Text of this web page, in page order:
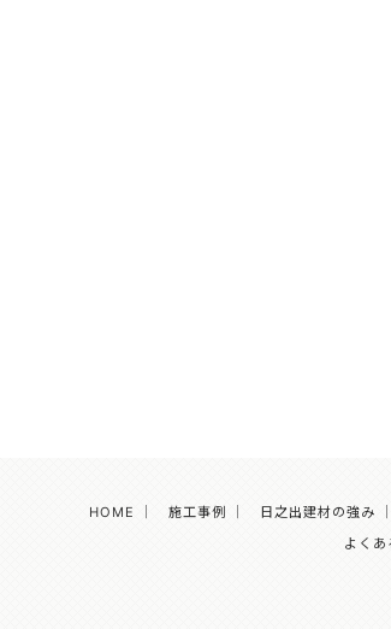
HOME 施工事例 日之出建材の強み
よくあ